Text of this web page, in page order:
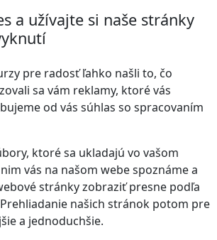
a užívajte si naše stránky
pre radosť ľahko našli to, čo
sa vám reklamy, ktoré vás
od vás súhlas so spracovaním
ktoré sa ukladajú vo vašom
vás na našom webe spoznáme a
stránky zobraziť presne podľa
našich stránok potom pre
a jednoduchšie.